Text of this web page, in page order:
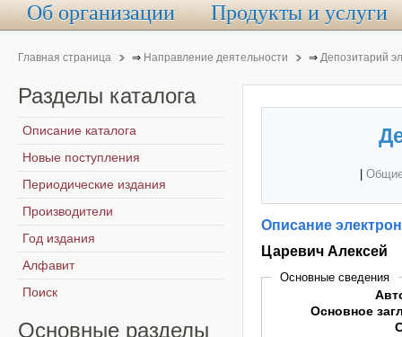
Об организации Продукты и услуги
Главная страница ⇒ Направление деятельности ⇒ Депозитарий
Описание
Царевич Алексей
Основные сведения
Основное
Разделы каталога
Описание каталога
Новые поступления
Периодические издания
Производители
Год издания
Алфавит
Поиск
Основные разделы